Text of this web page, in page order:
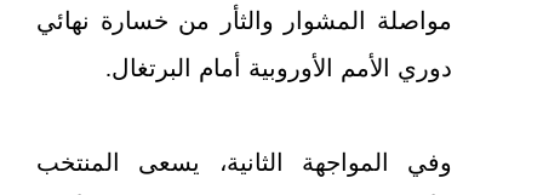
مواصلة المشوار والثأر من خسارة نهائي
دوري الأمم الأوروبية أمام البرتغال.
وفي المواجهة الثانية، يسعى المنتخب